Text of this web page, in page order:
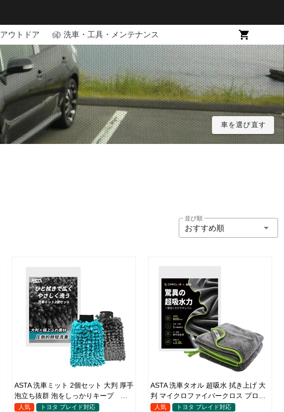
アウトドア 洗車・工具・メンテナンス
車を選び直す
並び順
おすすめ順
ASTA 洗車ミット 2個セット 大判 厚手
泡立ち抜群 泡をしっかりキープ 洗
車スポンジ マイクロファイバー 洗車
人気 トヨタ ブレイド対応
ASTA 洗車タオル 超吸水 拭き上げ 大
判 マイクロファイバークロス プロ仕
様 水拭き 窓拭き 洗車 業務用 タオル
人気 トヨタ ブレイド対応